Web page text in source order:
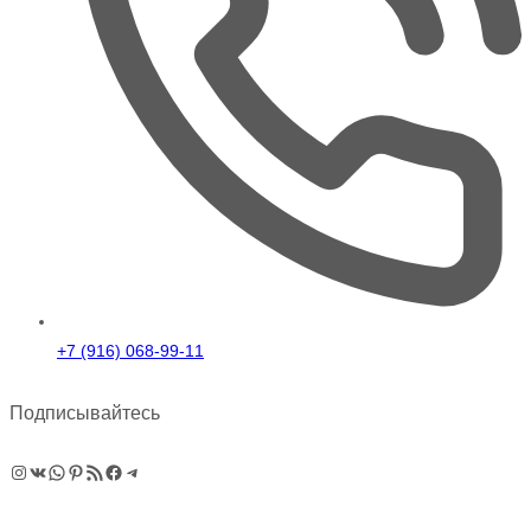
+7 (916) 068-99-11
Подписывайтесь
Instagram
ВКонтакте
WhatsApp
Pinterest
RSS-рассылка
Facebook
Telegram